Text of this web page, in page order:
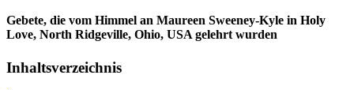
Gebete, die vom Himmel an Maureen Sweeney-Kyle in Holy
Love, North Ridgeville, Ohio, USA gelehrt wurden
Inhaltsverzeichnis